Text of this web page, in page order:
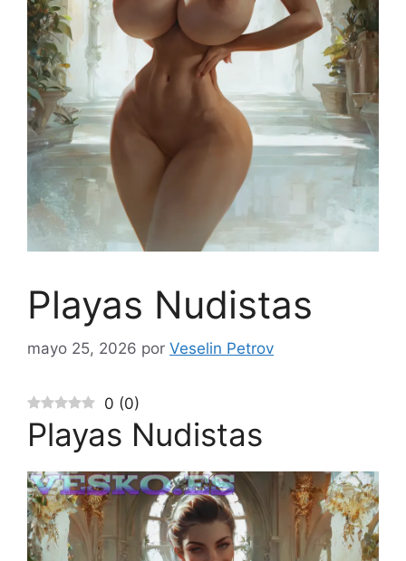
Playas Nudistas
mayo 25, 2026 por Veselin Petrov
0 (0)
Playas Nudistas